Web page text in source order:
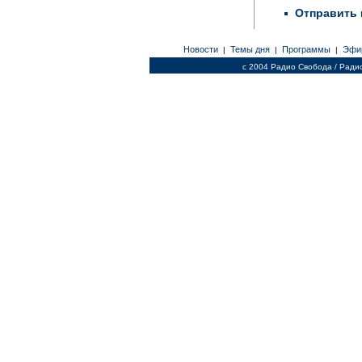
Отправить
Новости | Темы дня | Программы |
c 2004 Радио Свобода /